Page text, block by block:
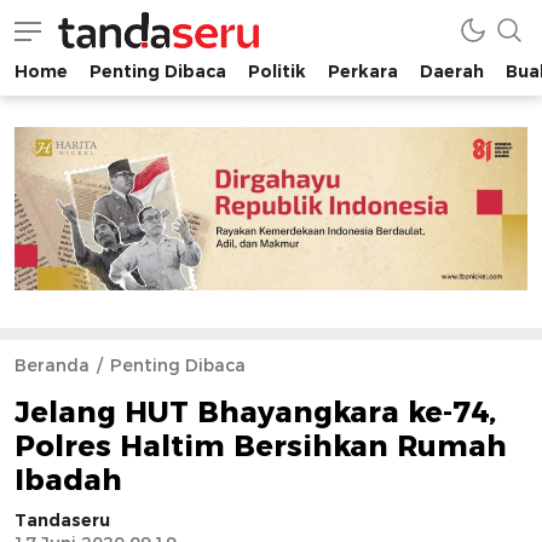
tandaseru.com | Penting Dibaca
tandaseru.com
Home Penting Dibaca Politik Perkara Daerah
Beranda Penting Dibaca
Jelang HUT Bhayangkara ke-74,
Polres Haltim Bersihkan Rumah
Ibadah
Tandaseru